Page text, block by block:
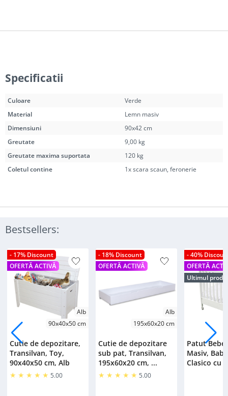
Specificatii
Culoare
Verde
Material
Lemn masiv
Dimensiuni
90x42 cm
Greutate
9,00 kg
Greutate maxima suportata
120 kg
Coletul contine
1x scara scaun, feronerie
Bestsellers:
- 17% Discount
OFERTĂ ACTIVĂ
Alb
90x40x50 cm
Cutie de depozitare,
Transilvan, Toy,
90x40x50 cm, Alb
5.00
- 18% Discount
OFERTĂ ACTIVĂ
Alb
195x60x20 cm
Cutie de depozitare
sub pat, Transilvan,
195x60x20 cm, ...
5.00
- 40%
OFERTĂ
Ultimul
Patut
Masiv,
Clasico cu